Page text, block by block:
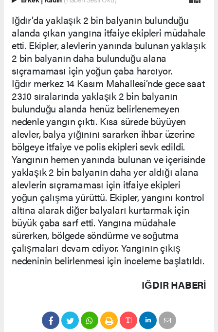
Iğdır’da yaklaşık 2 bin balyanın bulunduğu
alanda çıkan yangına itfaiye ekipleri müdahale
etti. Ekipler, alevlerin yanında bulunan yaklaşık
2 bin balyanın daha bulunduğu alana
sıçramaması için yoğun çaba harcıyor.
Iğdır merkez 14 Kasım Mahallesi’nde gece saat
23.10 sıralarında yaklaşık 2 bin balyanın
bulunduğu alanda henüz belirlenemeyen
nedenle yangın çıktı. Kısa sürede büyüyen
alevler, balya yığınını sararken ihbar üzerine
bölgeye itfaiye ve polis ekipleri sevk edildi.
Yangının hemen yanında bulunan ve içerisinde
yaklaşık 2 bin balyanın daha yer aldığı alana
alevlerin sıçramaması için itfaiye ekipleri
yoğun çalışma yürüttü. Ekipler, yangını kontrol
altına alarak diğer balyaları kurtarmak için
büyük çaba sarf etti. Yangına müdahale
sürerken, bölgede söndürme ve soğutma
çalışmaları devam ediyor. Yangının çıkış
nedeninin belirlenmesi için inceleme başlatıldı.
IĞDIR HABERİ